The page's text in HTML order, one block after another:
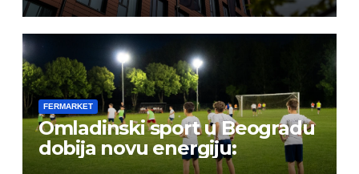
FERMARKET
Omladinski sport u Beogradu
dobija novu energiju: